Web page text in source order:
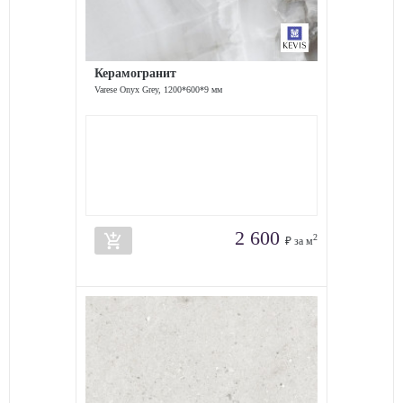
Керамогранит
Varese Onyx Grey, 1200*600*9 мм
add_shopping_cart 2 600 ₽ за м2